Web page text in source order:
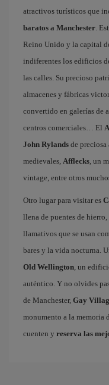
atractivos turísticos que
baratos a Manchester.
Reino Unido y la capital
indiferentes los edificios
las calles. Su precioso
almacenes y fábricas
convertido en galerías de
centros comerciales… El
John Rylands de
medievales, Afflecks, un
vintage, entre otros
Otro lugar para visitar es
llena de puentes de
llamativos que se usan
bares y la vida nocturna.
Old Wellington, un
auténtico. Y no olvides
de Manchester, Gay
monumento a la memoria
cuenten y reserva las